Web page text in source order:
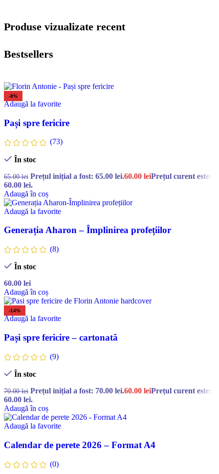
Produse vizualizate recent
Bestsellers
-8%
Adaugă la favorite
Pași spre fericire
(73)
În stoc
65.00lei Prețul inițial a fost: 65.00 lei.60.00 leiPrețul curent este:
60.00 lei.
Adaugă în coș
Adaugă la favorite
Generația Aharon – Împlinirea profețiilor
(8)
În stoc
60.00 lei
Adaugă în coș
-14%
Adaugă la favorite
Pași spre fericire – cartonată
(9)
În stoc
70.00lei Prețul inițial a fost: 70.00 lei.60.00 leiPrețul curent este:
60.00 lei.
Adaugă în coș
Adaugă la favorite
Calendar de perete 2026 – Format A4
(0)